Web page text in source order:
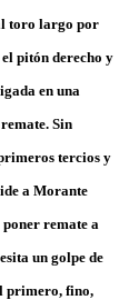
toro largo por
pitón derecho y
en una
Sin
tercios y
a Morante
remate a
un golpe de
primero, fino,